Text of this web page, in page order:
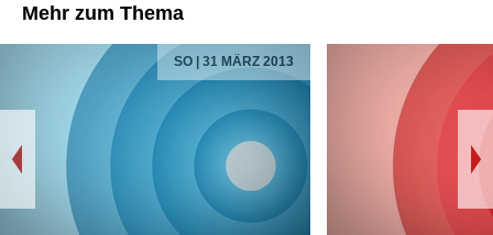
Mehr zum Thema
SO | 31 MÄRZ 2013